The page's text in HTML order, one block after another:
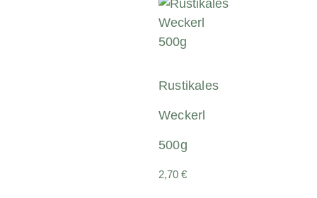
Rustikales
Weckerl
500g
2,70 €